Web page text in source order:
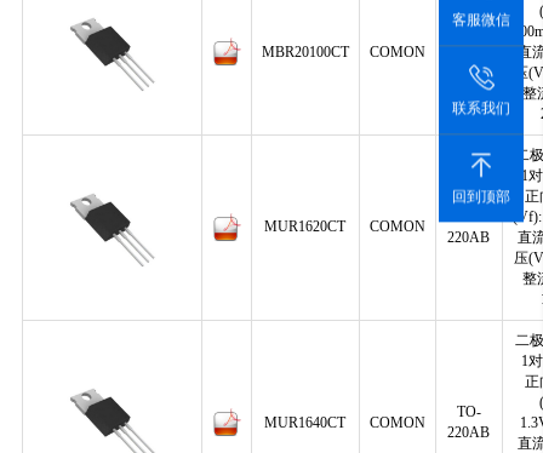
MBR20100CT COMON
220AB
直
压
整
MUR1620CT COMON
220AB
二
1
正
直
压
整
MUR1640CT COMON
TO-
220AB
二
1
正
直
客服微信
联系我们
回到顶部